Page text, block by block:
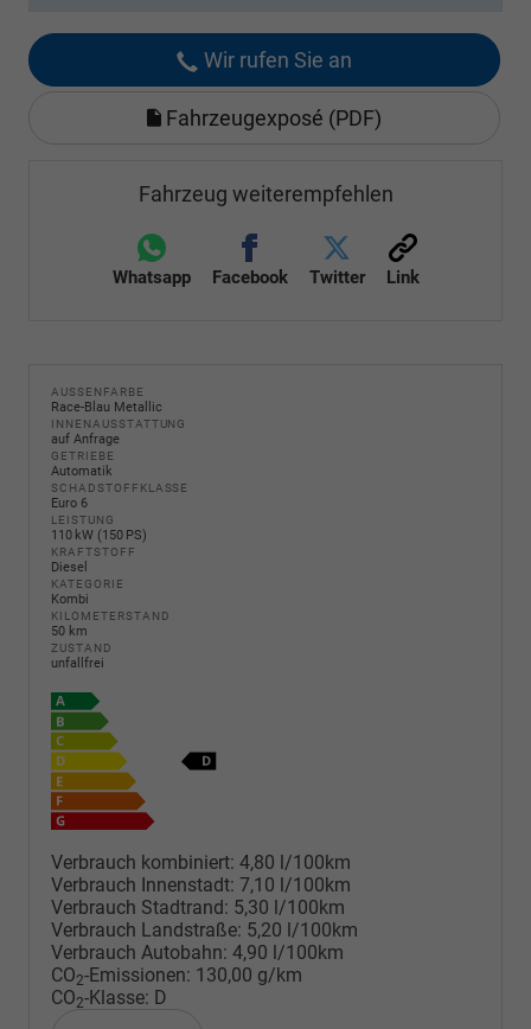
Wir rufen Sie an
Fahrzeugexposé (PDF)
Fahrzeug weiterempfehlen
Whatsapp Facebook Twitter Link
AUSSENFARBE
Race-Blau Metallic
INNENAUSSTATTUNG
auf Anfrage
GETRIEBE
Automatik
SCHADSTOFFKLASSE
Euro 6
LEISTUNG
110 kW (150 PS)
KRAFTSTOFF
Diesel
KATEGORIE
Kombi
KILOMETERSTAND
50 km
ZUSTAND
unfallfrei
Verbrauch kombiniert: 4,80 l/100km
Verbrauch Innenstadt: 7,10 l/100km
Verbrauch Stadtrand: 5,30 l/100km
Verbrauch Landstraße: 5,20 l/100km
Verbrauch Autobahn: 4,90 l/100km
CO2-Emissionen: 130,00 g/km
CO2-Klasse: D